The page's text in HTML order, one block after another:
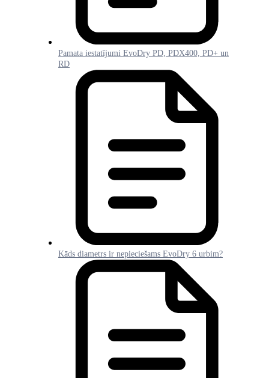
Pamata iestatījumi EvoDry PD, PDX400, PD+ un
RD
Kāds diametrs ir nepieciešams EvoDry 6 urbim?